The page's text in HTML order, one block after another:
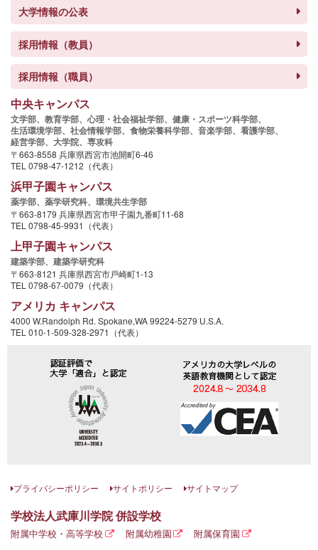
大学情報の公表
採用情報（教員）
採用情報（職員）
中央キャンパス
文学部、 教育学部、 心理・社会福祉学部、 健康・スポーツ科学部、
生活環境学部、 社会情報学部、 食物栄養科学部、 音楽学部、 看護学部、
経営学部、 大学院、 専攻科
〒663-8558 兵庫県西宮市池開町6-46
TEL 0798-47-1212（代表）
浜甲子園キャンパス
薬学部、 薬学研究科、 環境共生学部
〒663-8179 兵庫県西宮市甲子園九番町11-68
TEL 0798-45-9931（代表）
上甲子園キャンパス
建築学部、 建築学研究科
〒663-8121 兵庫県西宮市戸崎町1-13
TEL 0798-67-0079（代表）
アメリカ キャンパス
4000 W.Randolph Rd. Spokane,WA 99224-5279 U.S.A.
TEL 010-1-509-328-2971（代表）
プライバシーポリシー サイトポリシー サイトマップ
学校法人武庫川学院 併設学校
附属中学校・高等学校 附属幼稚園 附属保育園